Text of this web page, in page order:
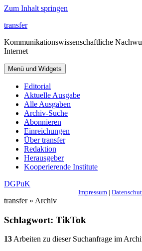
Zum Inhalt springen
transfer
Kommunikationswissenschaftliche
Internet
Menü und Widgets
Editorial
Aktuelle Ausgabe
Alle Ausgaben
Archiv-Suche
Abonnieren
Einreichungen
Über transfer
Redaktion
Herausgeber
Kooperierende Institute
DGPuK
Impressum |
transfer » Archiv
Schlagwort: TikTok
13Arbeiten zu dieser Suchanfrage im